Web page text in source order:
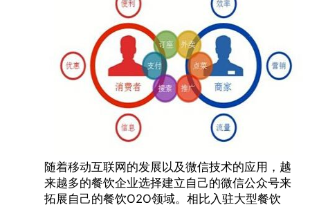
随着移动互联网的发展以及微信技术的应用，越
来越多的餐饮企业选择建立自己的微信公众号来
拓展自己的餐饮O2O领域。相比入驻大型餐饮